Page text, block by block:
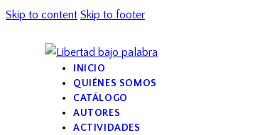
Skip to content Skip to footer
INICIO
QUIÉNES SOMOS
CATÁLOGO
AUTORES
ACTIVIDADES